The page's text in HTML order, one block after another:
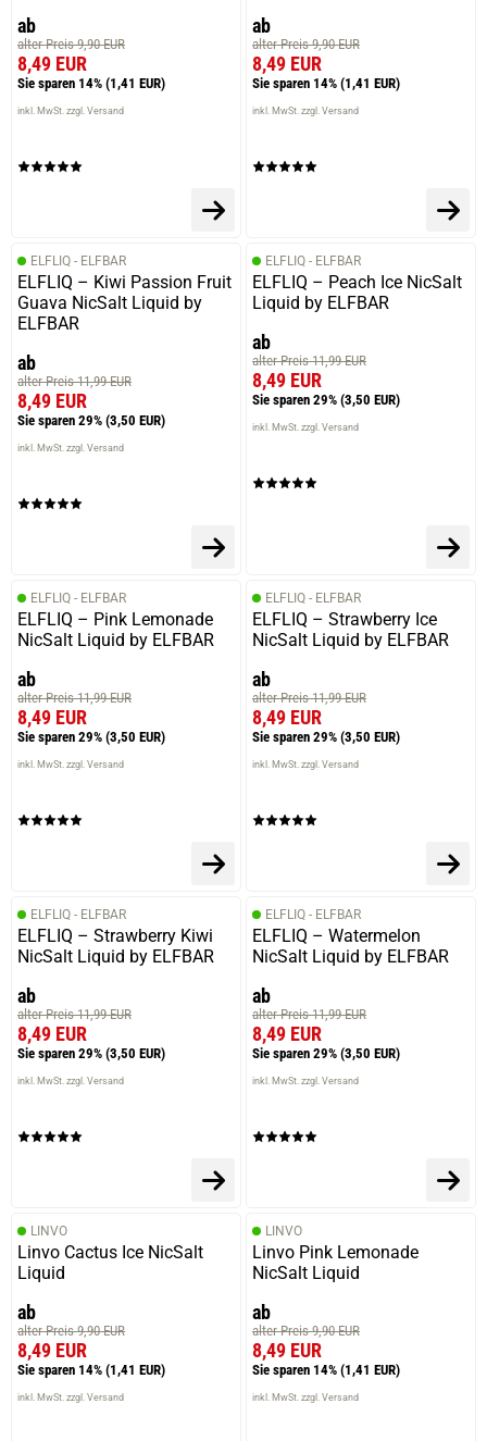
ab
alter Preis 9,90 EUR
8,49 EUR
Sie sparen 14% (1,41 EUR)
inkl. MwSt. zzgl. Versand
ab
alter Preis 9,90 EUR
8,49 EUR
Sie sparen 14% (1,41 EUR)
inkl. MwSt. zzgl. Versand
ELFLIQ - ELFBAR
ELFLIQ – Kiwi Passion Fruit
Guava NicSalt Liquid by
ELFBAR
ab
alter Preis 11,99 EUR
8,49 EUR
Sie sparen 29% (3,50 EUR)
inkl. MwSt. zzgl. Versand
ELFLIQ - ELFBAR
ELFLIQ – Peach Ice NicSalt
Liquid by ELFBAR
ab
alter Preis 11,99 EUR
8,49 EUR
Sie sparen 29% (3,50 EUR)
inkl. MwSt. zzgl. Versand
ELFLIQ - ELFBAR
ELFLIQ – Pink Lemonade
NicSalt Liquid by ELFBAR
ab
alter Preis 11,99 EUR
8,49 EUR
Sie sparen 29% (3,50 EUR)
inkl. MwSt. zzgl. Versand
ELFLIQ - ELFBAR
ELFLIQ – Strawberry Ice
NicSalt Liquid by ELFBAR
ab
alter Preis 11,99 EUR
8,49 EUR
Sie sparen 29% (3,50 EUR)
inkl. MwSt. zzgl. Versand
ELFLIQ - ELFBAR
ELFLIQ – Strawberry Kiwi
NicSalt Liquid by ELFBAR
ab
alter Preis 11,99 EUR
8,49 EUR
Sie sparen 29% (3,50 EUR)
inkl. MwSt. zzgl. Versand
ELFLIQ - ELFBAR
ELFLIQ – Watermelon
NicSalt Liquid by ELFBAR
ab
alter Preis 11,99 EUR
8,49 EUR
Sie sparen 29% (3,50 EUR)
inkl. MwSt. zzgl. Versand
LINVO
Linvo Cactus Ice NicSalt
Liquid
ab
alter Preis 9,90 EUR
8,49 EUR
Sie sparen 14% (1,41 EUR)
inkl. MwSt. zzgl. Versand
LINVO
Linvo Pink Lemonade
NicSalt Liquid
ab
alter Preis 9,90 EUR
8,49 EUR
Sie sparen 14% (1,41 EUR)
inkl. MwSt. zzgl. Versand